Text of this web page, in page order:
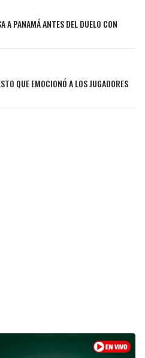
A PANAMÁ ANTES DEL DUELO CON
QUE EMOCIONÓ A LOS JUGADORES